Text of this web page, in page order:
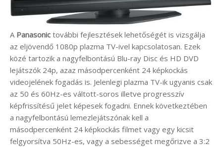
A Panasonic további fejlesztések lehetőségét is vizsgálja
az eljövendő 1080p plazma TV-ivel kapcsolatosan. Ezek
közé tartozik a nagyfelbontású Blu-ray Disc és HD DVD
lejátszók 24p, azaz másodpercenként 24 képkockás
videojelének fogadás is. Jelenlegi plazma TV-ik ugyanis csak
az 50 és 60Hz-es váltott-soros illetve progresszív
képfrissítésű jelet képesek fogadni. Ennek következtében
a nagyfelbontású lemezlejátszónak kell a
másodpercenként 24 képkockás filmet vagy egy kicsit
felgyorsítva 50Hz-es, vagy a sebességet megőrizve a 3:2